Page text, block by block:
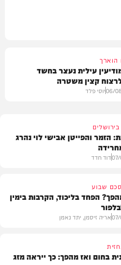
הוארך
עילית נעצר בחשד
קצין משטרה
06/יוסי פלד
הזמר והפייטן אבישי לוי נהרג
דוד חדד
שבוע
הפחד בליכוד, הקרבות בימין
אריה זיסמן, יתד נאמן
בחום ואז מהפך: כך ייראה מזג